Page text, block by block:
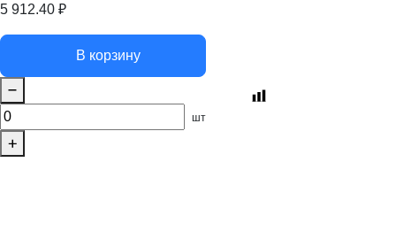
5 912.40 ₽
В корзину
шт